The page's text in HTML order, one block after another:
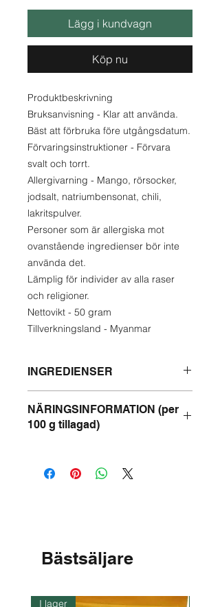
Lägg i kundvagn
Köp nu
Produktbeskrivning
Bruksanvisning - Klar att använda.
Bäst att förbruka före utgångsdatum.
Förvaringsinstruktioner - Förvara
svalt och torrt.
Allergivarning - Mango, rörsocker,
jodsalt, natriumbensonat, chili,
lakritspulver.
Personer som är allergiska mot
ovanstående ingredienser bör inte
använda det.
Lämplig för individer av alla raser
och religioner.
Nettovikt - 50 gram
Tillverkningsland - Myanmar
INGREDIENSER
natriumbensonat, chili, lakritspulver.
NÄRINGSINFORMATION (per
100 g tillagad)
Fett - 1 g
Bästsäljare
I lager